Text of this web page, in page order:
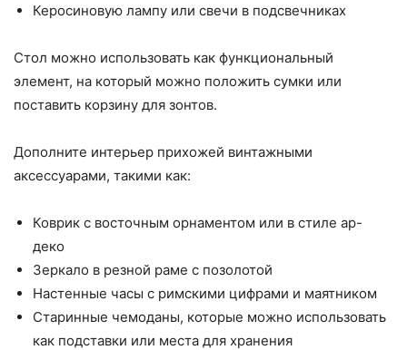
Керосиновую лампу или свечи в подсвечниках
Стол можно использовать как функциональный
элемент, на который можно положить сумки или
поставить корзину для зонтов.
Дополните интерьер прихожей винтажными
аксессуарами, такими как:
Коврик с восточным орнаментом или в стиле ар-
деко
Зеркало в резной раме с позолотой
Настенные часы с римскими цифрами и маятником
Старинные чемоданы, которые можно использовать
как подставки или места для хранения